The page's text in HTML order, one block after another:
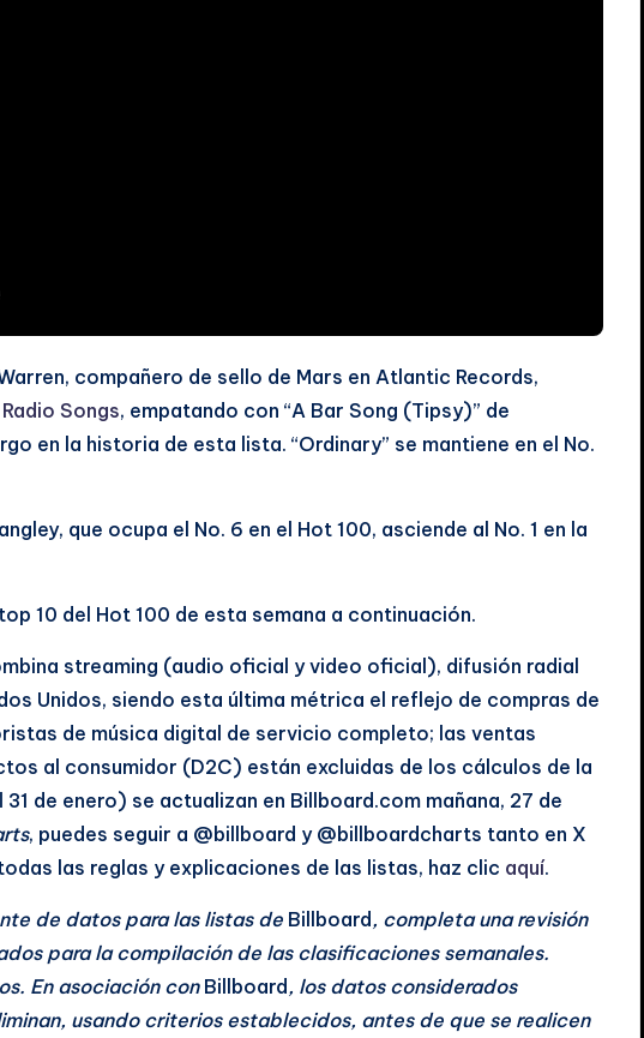
compañero de sello de Mars en Atlantic Records,
Radio Songs, empatando con “A Bar Song (Tipsy)” de
en la historia de esta lista. “Ordinary” se mantiene en el No.
que ocupa el No. 6 en el Hot 100, asciende al No. 1 en la
10 del Hot 100 de esta semana a continuación.
streaming (audio oficial y video oficial), difusión radial
Unidos, siendo esta última métrica el reflejo de compras de
de música digital de servicio completo; las ventas
al consumidor (D2C) están excluidas de los cálculos de la
de enero) se actualizan en Billboard.com mañana, 27 de
, puedes seguir a @billboard y @billboardcharts tanto en X
las reglas y explicaciones de las listas, haz clic aquí.
de datos para las listas de Billboard, completa una revisión
para la compilación de las clasificaciones semanales.
En asociación con Billboard, los datos considerados
usando criterios establecidos, antes de que se realicen